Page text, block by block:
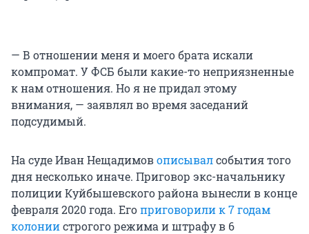
— В отношении меня и моего брата искали
компромат. У ФСБ были какие-то неприязненные
к нам отношения. Но я не придал этому
внимания, — заявлял во время заседаний
подсудимый.
На суде Иван Нещадимовописывалсобытия того
дня несколько иначе. Приговор экс-начальнику
полиции Куйбышевского района вынесли в конце
февраля 2020 года. Егоприговорили к 7 годам
колониистрогого режима и штрафу в 6